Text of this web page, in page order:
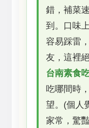
錯，補菜
到。口味
容易踩雷
友，這裡
台南素食
吃哪間時
望。(個人
家常，驚